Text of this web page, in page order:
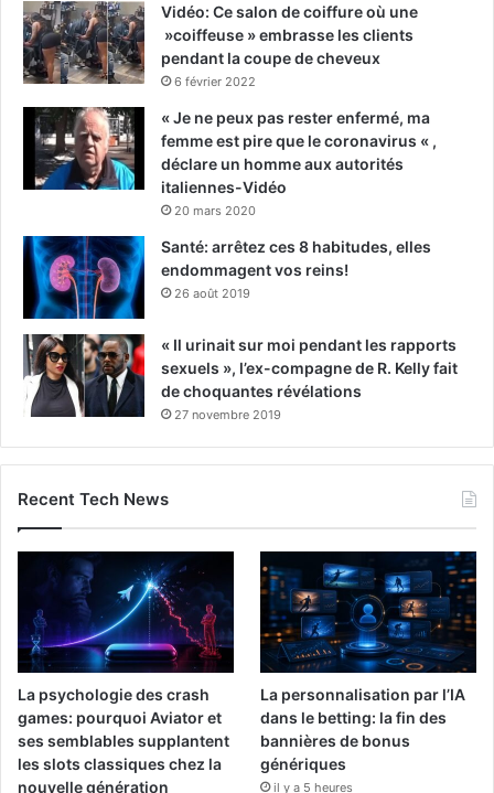
Vidéo: Ce salon de coiffure où une
»coiffeuse » embrasse les clients
pendant la coupe de cheveux
6 février 2022
« Je ne peux pas rester enfermé, ma
femme est pire que le coronavirus « ,
déclare un homme aux autorités
italiennes-Vidéo
20 mars 2020
Santé: arrêtez ces 8 habitudes, elles
endommagent vos reins!
26 août 2019
« Il urinait sur moi pendant les rapports
sexuels », l’ex-compagne de R. Kelly fait
de choquantes révélations
27 novembre 2019
Recent Tech News
La psychologie des crash
games: pourquoi Aviator et
ses semblables supplantent
les slots classiques chez la
nouvelle génération
La personnalisation par l’IA
dans le betting: la fin des
bannières de bonus
génériques
il y a 5 heures